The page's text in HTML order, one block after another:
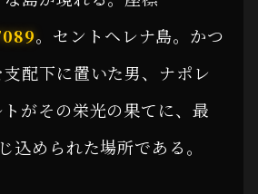
。セントヘレナ島。かつ
配下に置いた男、ナポレ
がその栄光の果てに、最
込められた場所である。